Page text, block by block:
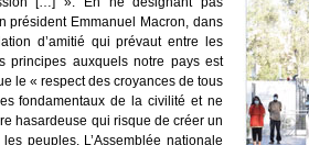
président Emmanuel Macron, dans
d’amitié qui prévaut entre les
principes auxquels notre pays est
le « respect des croyances de tous
fondamentaux de la civilité et ne
hasardeuse qui risque de créer un
peuples. L’Assemblée nationale